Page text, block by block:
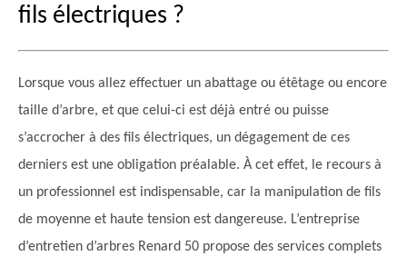
fils électriques ?
Lorsque vous allez effectuer un abattage ou étêtage ou encore
taille d’arbre, et que celui-ci est déjà entré ou puisse
s’accrocher à des fils électriques, un dégagement de ces
derniers est une obligation préalable. À cet effet, le recours à
un professionnel est indispensable, car la manipulation de fils
de moyenne et haute tension est dangereuse. L’entreprise
d’entretien d’arbres Renard 50 propose des services complets